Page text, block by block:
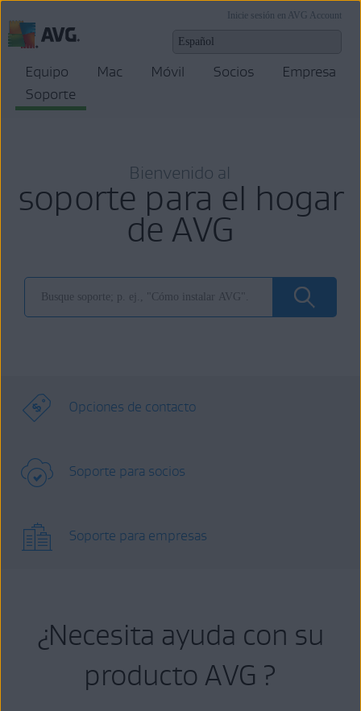
Inicie sesión en AVG Account
Equipo Mac Móvil Socios
Empresa
Soporte
Bienvenido al
soporte para el hogar
de AVG
Opciones de contacto
Soporte para socios
Soporte para empresas
¿Necesita ayuda con su
producto AVG ?